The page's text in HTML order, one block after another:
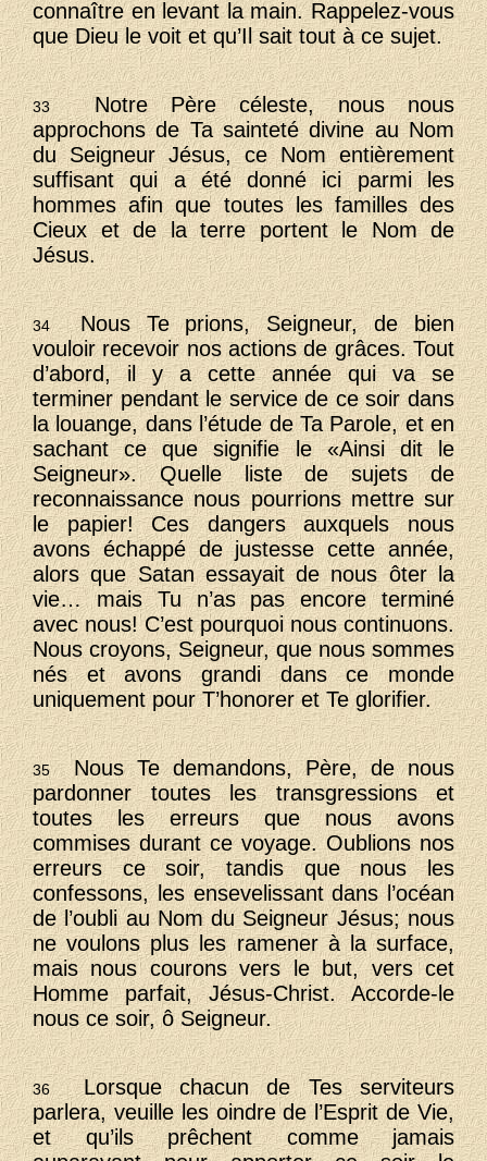
connaître en levant la main. Rappelez-vous
que Dieu le voit et qu’Il sait tout à ce sujet.
33Notre Père céleste, nous nous
approchons de Ta sainteté divine au Nom
du Seigneur Jésus, ce Nom entièrement
suffisant qui a été donné ici parmi les
hommes afin que toutes les familles des
Cieux et de la terre portent le Nom de
Jésus.
34Nous Te prions, Seigneur, de bien
vouloir recevoir nos actions de grâces. Tout
d’abord, il y a cette année qui va se
terminer pendant le service de ce soir dans
la louange, dans l’étude de Ta Parole, et en
sachant ce que signifie le «Ainsi dit le
Seigneur». Quelle liste de sujets de
reconnaissance nous pourrions mettre sur
le papier! Ces dangers auxquels nous
avons échappé de justesse cette année,
alors que Satan essayait de nous ôter la
vie… mais Tu n’as pas encore terminé
avec nous! C’est pourquoi nous continuons.
Nous croyons, Seigneur, que nous sommes
nés et avons grandi dans ce monde
uniquement pour T’honorer et Te glorifier.
35Nous Te demandons, Père, de nous
pardonner toutes les transgressions et
toutes les erreurs que nous avons
commises durant ce voyage. Oublions nos
erreurs ce soir, tandis que nous les
confessons, les ensevelissant dans l’océan
de l’oubli au Nom du Seigneur Jésus; nous
ne voulons plus les ramener à la surface,
mais nous courons vers le but, vers cet
Homme parfait, Jésus-Christ. Accorde-le
nous ce soir, ô Seigneur.
36 Lorsque chacun de Tes serviteurs
parlera, veuille les oindre de l’Esprit de Vie,
et qu’ils prêchent comme jamais